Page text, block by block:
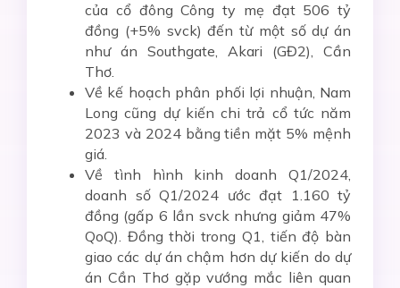
của cổ đông Công ty mẹ đạt 506 tỷ
đồng (+5% svck) đến từ một số dự án
như án Southgate, Akari (GĐ2), Cần
Thơ.
Về kế hoạch phân phối lợi nhuận, Nam
Long cũng dự kiến chi trả cổ tức năm
2023 và 2024 bằng tiền mặt 5% mệnh
giá.
Về tình hình kinh doanh Q1/2024,
doanh số Q1/2024 ước đạt 1.160 tỷ
đồng (gấp 6 lần svck nhưng giảm 47%
QoQ). Đồng thời trong Q1, tiến độ bàn
giao các dự án chậm hơn dự kiến do dự
án Cần Thơ gặp vướng mắc liên quan